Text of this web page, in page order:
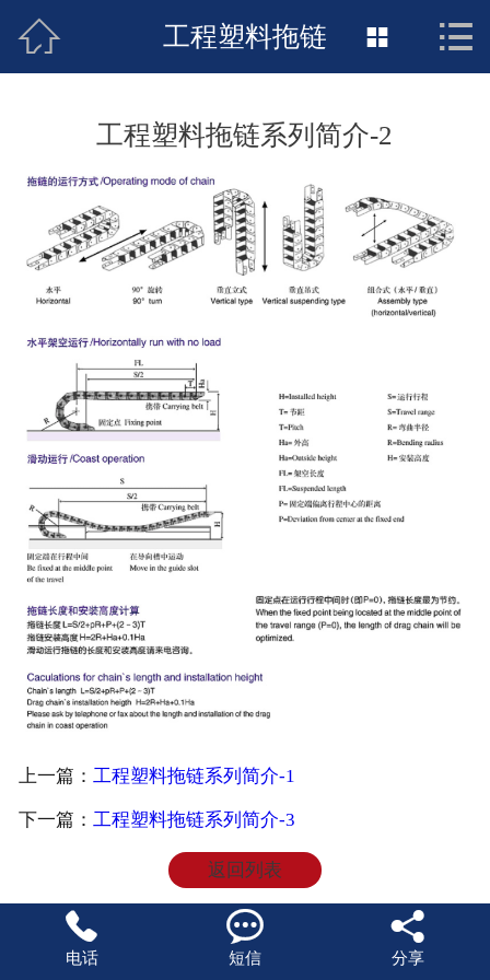
 网站首页
新闻动态
产品展示
荣誉资质
销售网络
 工程塑料拖链  
工程塑料拖链系列简介-2
上一篇： 工程塑料拖链系列简介-1
下一篇： 工程塑料拖链系列简介-3
返回列表

电话

短信

分享